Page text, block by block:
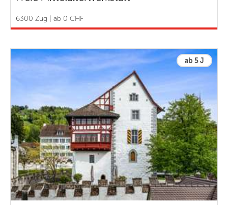
6300 Zug | ab 0 CHF
ab 5 J